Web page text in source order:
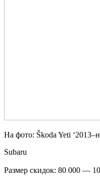
На фото: Škoda Yeti
Subaru
Размер скидок: 80 000 —